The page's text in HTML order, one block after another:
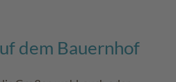
dem Bauernhof